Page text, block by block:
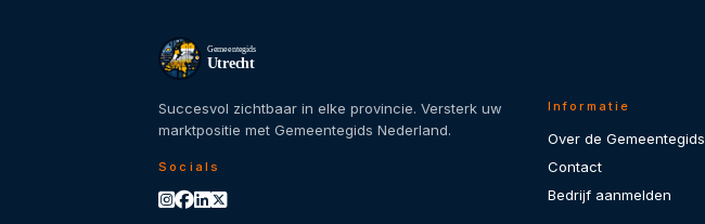
Gemeentegids
Utrecht
Succesvol zichtbaar in elke provincie. Versterk uw
marktpositie met Gemeentegids Nederland.
Socials
Informatie
Over de Gemeentegids
Contact
Bedrijf aanmelden